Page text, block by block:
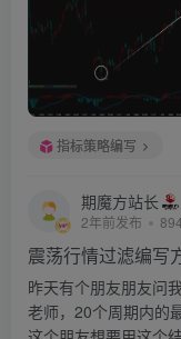
指标策略编写
期魔方站长
2年前发布
震荡行情过滤编写
昨天有个朋友朋友问我
老师，20个周期内的